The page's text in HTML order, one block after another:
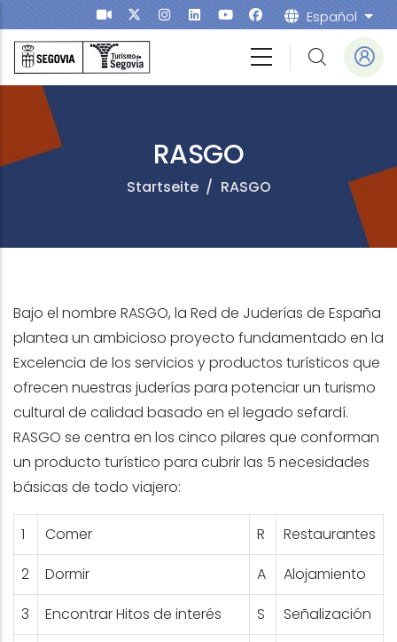
Direkt zum Inhalt Español
RASGO
Startseite / RASGO
Bajo el nombre RASGO, la Red de Juderías de España
plantea un ambicioso proyecto fundamentado en la
Excelencia de los servicios y productos turísticos que
ofrecen nuestras juderías para potenciar un turismo
cultural de calidad basado en el legado sefardí.
RASGO se centra en los cinco pilares que conforman
un producto turístico para cubrir las 5 necesidades
básicas de todo viajero:
1 Comer R
Restaurantes
2
Dormir A
Alojamiento
3
Encontrar Hitos de interés S
Señalización